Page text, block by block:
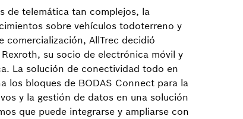
de telemática tan complejos, la
sobre vehículos todoterreno y
comercialización, AllTrec decidió
su socio de electrónica móvil y
La solución de conectividad todo en
los bloques de BODAS Connect para la
y la gestión de datos en una solución
que puede integrarse y ampliarse con